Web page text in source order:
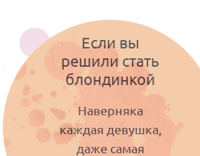
Если вы
решили стать
блондинкой
Наверняка
каждая девушка,
даже самая